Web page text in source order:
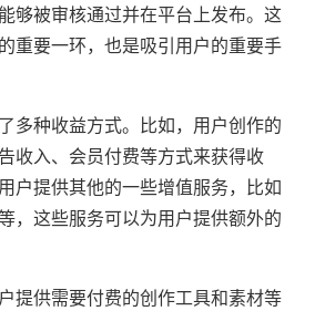
够被审核通过并在平台上发布。这
重要一环，也是吸引用户的重要手
多种收益方式。比如，用户创作的
收入、会员付费等方式来获得收
户提供其他的一些增值服务，比如
，这些服务可以为用户提供额外的
提供需要付费的创作工具和素材等